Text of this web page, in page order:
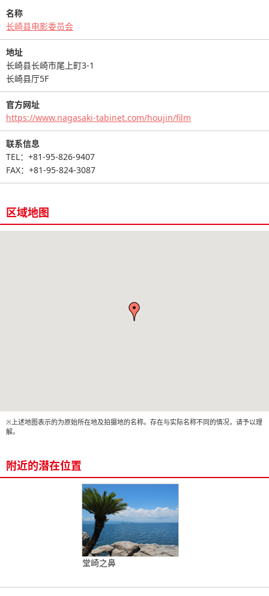
名称
长崎县电影委员会
地址
长崎县长崎市尾上町3-1
长崎县厅5F
官方网址
https://www.nagasaki-tabinet.com/houjin/film
联系信息
TEL：+81-95-826-9407
FAX：+81-95-824-3087
区域地图
※上述地图表示的为原始所在地及拍摄地的名称。存在与实际名称不同的情况，请予以理
解。
附近的潜在位置
堂崎之鼻